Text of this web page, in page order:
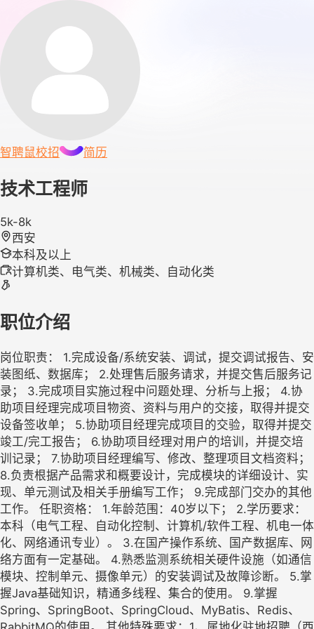
智聘鼠校招 简历
技术工程师
5k-8k
西安
本科及以上
计算机类、电气类、机械类、自动化类
职位介绍
岗位职责： 1.完成设备/系统安装、调试，提交调试报告、安
装图纸、数据库； 2.处理售后服务请求，并提交售后服务记
录； 3.完成项目实施过程中问题处理、分析与上报； 4.协
助项目经理完成项目物资、资料与用户的交接，取得并提交
设备签收单； 5.协助项目经理完成项目的交验，取得并提交
竣工/完工报告； 6.协助项目经理对用户的培训，并提交培
训记录； 7.协助项目经理编写、修改、整理项目文档资料；
8.负责根据产品需求和概要设计，完成模块的详细设计、实
现、单元测试及相关手册编写工作； 9.完成部门交办的其他
工作。 任职资格： 1.年龄范围：40岁以下； 2.学历要求：
本科（电气工程、自动化控制、计算机/软件工程、机电一体
化、网络通讯专业）。 3.在国产操作系统、国产数据库、网
络方面有一定基础。 4.熟悉监测系统相关硬件设施（如通信
模块、控制单元、摄像单元）的安装调试及故障诊断。 5.掌
握Java基础知识，精通多线程、集合的使用。 9.掌握
Spring、SpringBoot、SpringCloud、MyBatis、Redis、